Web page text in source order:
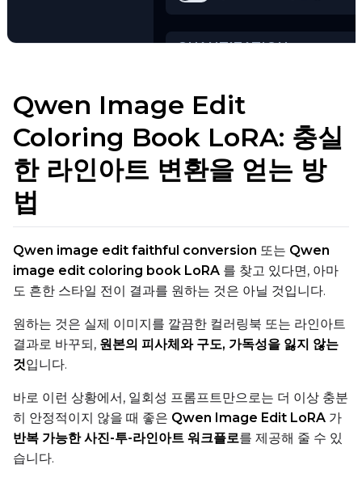
QUANTIZATION
Transformer
qfloat8 (default)
Compile Options
ToggleCompile Model
Compile Model
TARGET
LoRA
Linear Rank
Qwen Image Edit
Coloring Book LoRA: 충실
한 라인아트 변환을 얻는 방
법
Qwen image edit faithful conversion 또는 Qwen
image edit coloring book LoRA 를 찾고 있다면, 아마
도 흔한 스타일 전이 결과를 원하는 것은 아닐 것입니다.
원하는 것은 실제 이미지를 깔끔한 컬러링북 또는 라인아트
결과로 바꾸되, 원본의 피사체와 구도, 가독성을 잃지 않는
것입니다.
바로 이런 상황에서, 일회성 프롬프트만으로는 더 이상 충분
히 안정적이지 않을 때 좋은 Qwen Image Edit LoRA 가
반복 가능한 사진-투-라인아트 워크플로를 제공해 줄 수 있
습니다.